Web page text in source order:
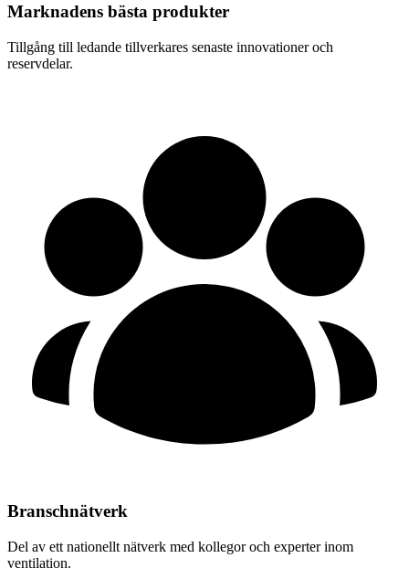
Marknadens bästa produkter
Tillgång till ledande tillverkares senaste innovationer och
reservdelar.
Branschnätverk
Del av ett nationellt nätverk med kollegor och experter inom
ventilation.